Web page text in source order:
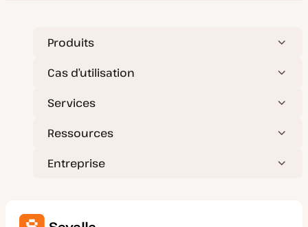
Produits
Cas d’utilisation
Services
Ressources
Entreprise